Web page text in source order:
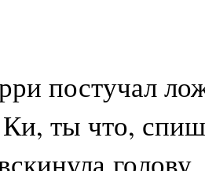
постучал
ты что,
голову,